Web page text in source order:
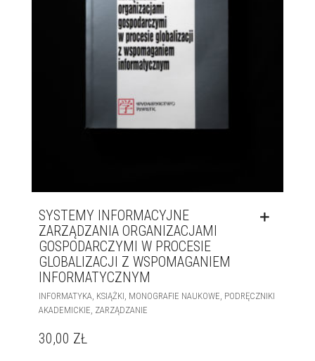
SYSTEMY INFORMACYJNE
ZARZĄDZANIA ORGANIZACJAMI
GOSPODARCZYMI W PROCESIE
GLOBALIZACJI Z WSPOMAGANIEM
INFORMATYCZNYM
INFORMATYKA KSIĄŻKI MONOGRAFIE NAUKOWE PODRĘCZNIKI
AKADEMICKIE ZARZĄDZANIE
30,00 ZŁ